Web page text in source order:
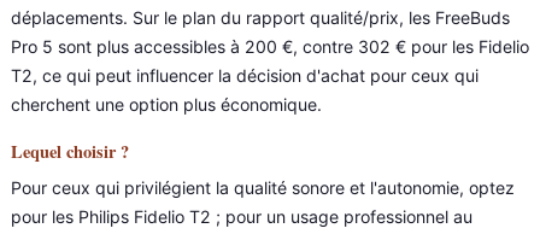
déplacements. Sur le plan du rapport qualité/prix, les FreeBuds
Pro 5 sont plus accessibles à 200 €, contre 302 € pour les Fidelio
T2, ce qui peut influencer la décision d'achat pour ceux qui
cherchent une option plus économique.
Lequel choisir ?
Pour ceux qui privilégient la qualité sonore et l'autonomie, optez
pour les Philips Fidelio T2 ; pour un usage professionnel au